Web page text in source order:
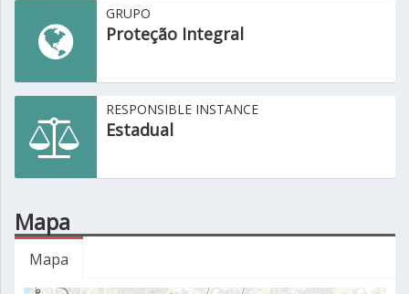
GRUPO
Proteção Integral
RESPONSIBLE INSTANCE
Estadual
Mapa
Mapa